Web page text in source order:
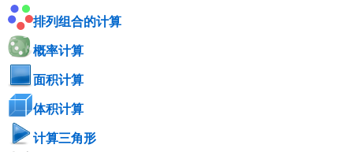
排列组合的计算
概率计算
面积计算
体积计算
计算三角形